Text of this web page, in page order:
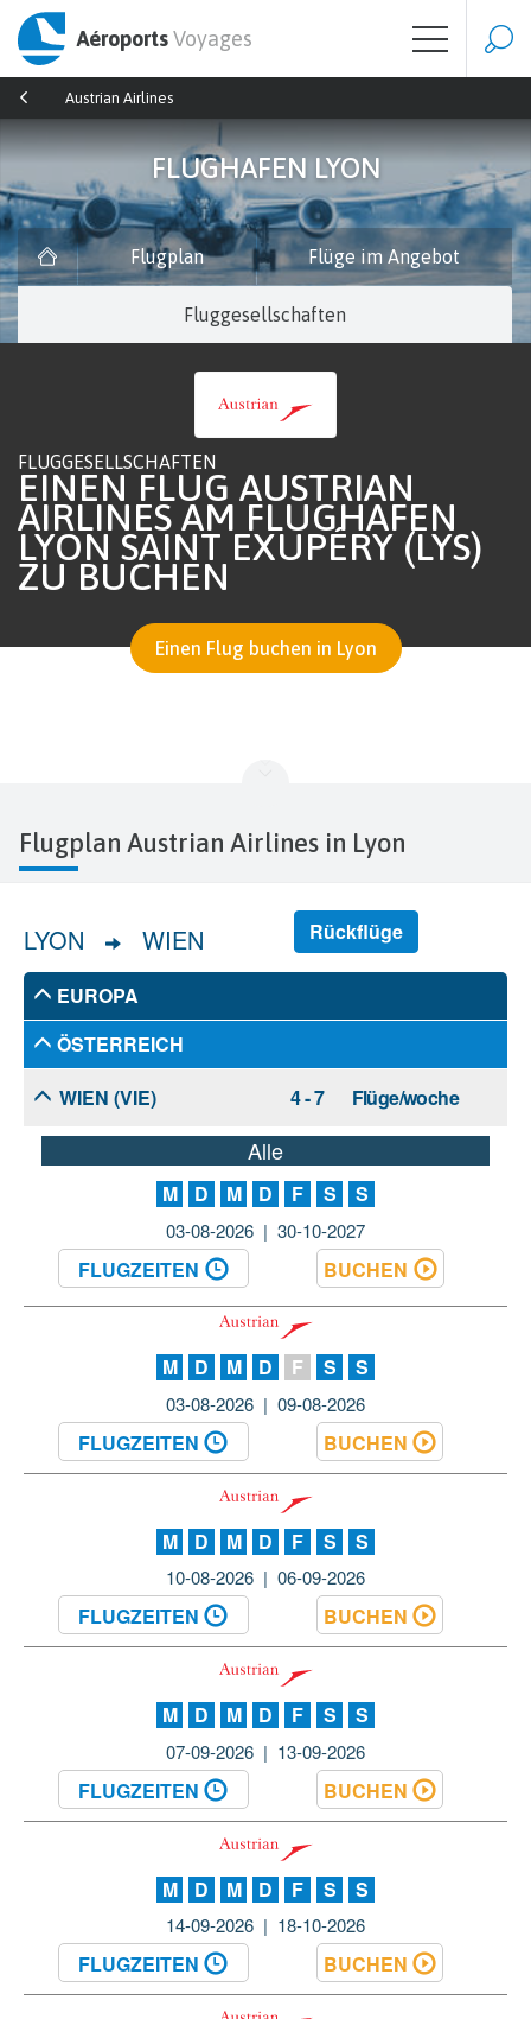
AéroportsVoyages
Austrian Airlines
FLUGHAFEN LYON
Flugplan Flüge im Angebot
Fluggesellschaften
FLUGGESELLSCHAFTEN
EINEN FLUG AUSTRIAN
AIRLINES AM FLUGHAFEN
LYON SAINT EXUPÉRY (LYS)
ZU BUCHEN
Einen Flug buchen in Lyon
Flugplan Austrian Airlines in Lyon